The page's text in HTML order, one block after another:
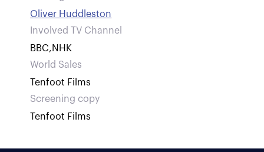
Oliver Huddleston
Involved TV Channel
BBC,NHK
World Sales
Tenfoot Films
Screening copy
Tenfoot Films